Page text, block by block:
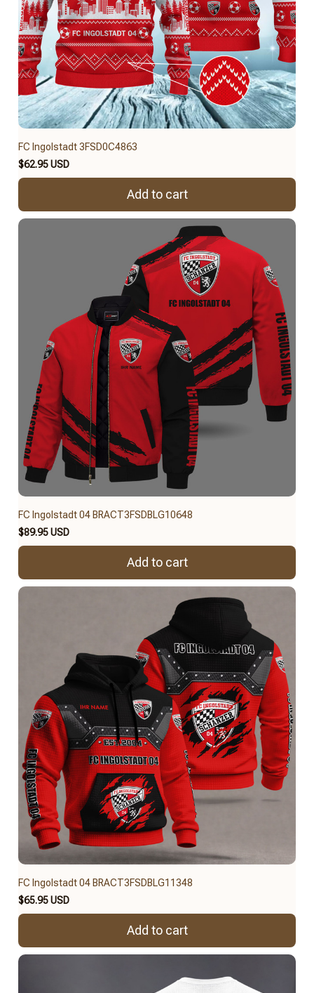
FC Ingolstadt 3FSD0C4863
$62.95 USD
Add to cart
FC Ingolstadt 04 BRACT3FSDBLG10648
$89.95 USD
Add to cart
FC Ingolstadt 04 BRACT3FSDBLG11348
$65.95 USD
Add to cart